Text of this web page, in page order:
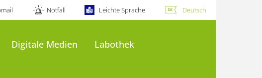
Notfall Leichte Sprache Deutsch
Digitale Medien
Labothek